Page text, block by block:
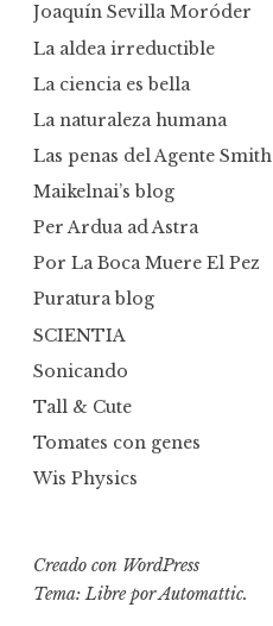
Joaquín Sevilla Moróder
La aldea irreductible
La ciencia es bella
La naturaleza humana
Las penas del Agente Smith
Maikelnai’s blog
Per Ardua ad Astra
Por La Boca Muere El Pez
Puratura blog
SCIENTIA
Sonicando
Tall & Cute
Tomates con genes
Wis Physics
Creado con WordPress
Tema: Libre porAutomattic.